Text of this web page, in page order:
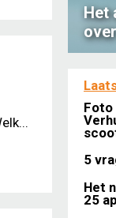
Het
Foto
5
Het
25